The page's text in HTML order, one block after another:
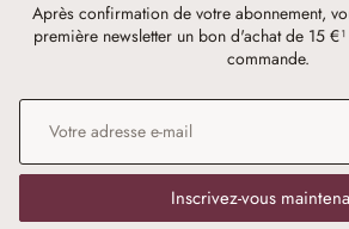
Après confirmation de votre abonnement,
première newsletter un bon d'achat de 15
commande.
Adresse e-mail
Inscrivez-vous